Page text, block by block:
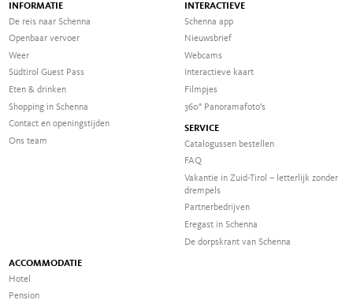
INFORMATIE
De reis naar Schenna
Openbaar vervoer
Weer
Südtirol Guest Pass
Eten & drinken
Shopping in Schenna
Contact en openingstijden
Ons team
INTERACTIEVE
Schenna app
Nieuwsbrief
Webcams
Interactieve kaart
Filmpjes
360° Panoramafoto's
SERVICE
Catalogussen bestellen
FAQ
Vakantie in Zuid-Tirol – letterlijk zonder
drempels
Partnerbedrijven
Eregast in Schenna
De dorpskrant van Schenna
ACCOMMODATIE
Hotel
Pension